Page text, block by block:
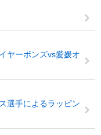
ヤーボンズvs愛媛オ
選手によるラッピン